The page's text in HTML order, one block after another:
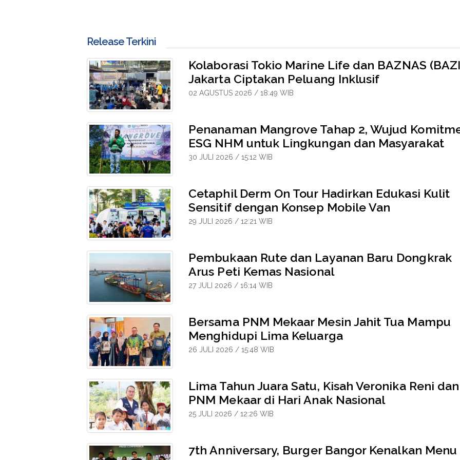
Release Terkini
Kolaborasi Tokio Marine Life dan BAZNAS
Jakarta Ciptakan Peluang Inklusif
02 AGUSTUS 2026 / 18:49 WIB
Penanaman Mangrove Tahap 2, Wujud
ESG NHM untuk Lingkungan dan Masyarakat
30 JULI 2026 / 15:12 WIB
Cetaphil Derm On Tour Hadirkan Edukasi Kulit
Sensitif dengan Konsep Mobile Van
29 JULI 2026 / 12:21 WIB
Pembukaan Rute dan Layanan Baru Dongkrak
Arus Peti Kemas Nasional
27 JULI 2026 / 16:14 WIB
Bersama PNM Mekaar Mesin Jahit Tua Mampu
Menghidupi Lima Keluarga
26 JULI 2026 / 15:48 WIB
Lima Tahun Juara Satu, Kisah Veronika Reni dan
PNM Mekaar di Hari Anak Nasional
25 JULI 2026 / 12:26 WIB
7th Anniversary, Burger Bangor Kenalkan Menu